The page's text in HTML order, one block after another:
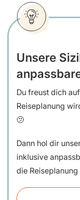
Unsere
Du freust dich
Reiseplanung
🫤
Dann hol dir
inklusive
die